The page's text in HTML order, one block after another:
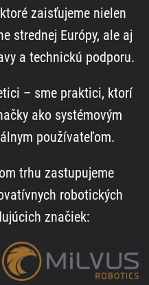
zaisťujeme nielen
strednej Európy, ale aj
a technickú podporu.
– sme praktici, ktorí
ako systémovým
používateľom.
trhu zastupujeme
robotických
značiek: